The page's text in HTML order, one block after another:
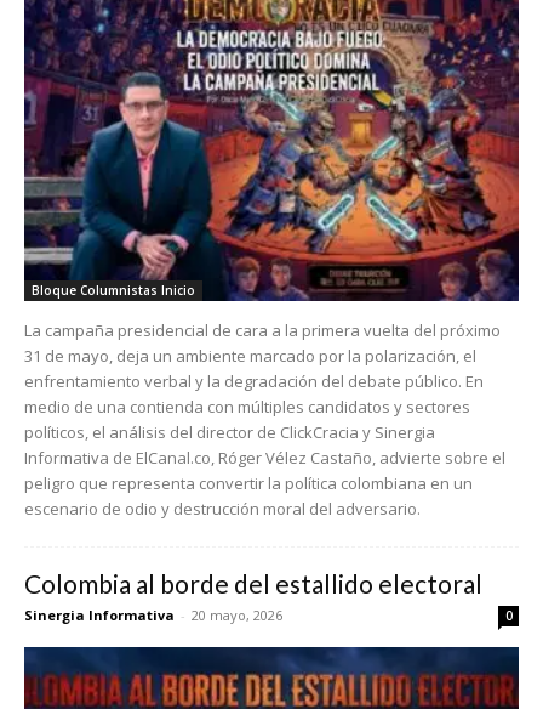
Bloque Columnistas Inicio
La campaña presidencial de cara a la primera vuelta del próximo
31 de mayo, deja un ambiente marcado por la polarización, el
enfrentamiento verbal y la degradación del debate público. En
medio de una contienda con múltiples candidatos y sectores
políticos, el análisis del director de ClickCracia y Sinergia
Informativa de ElCanal.co, Róger Vélez Castaño, advierte sobre el
peligro que representa convertir la política colombiana en un
escenario de odio y destrucción moral del adversario.
Colombia al borde del estallido electoral
Sinergia Informativa - 20 mayo, 2026 0